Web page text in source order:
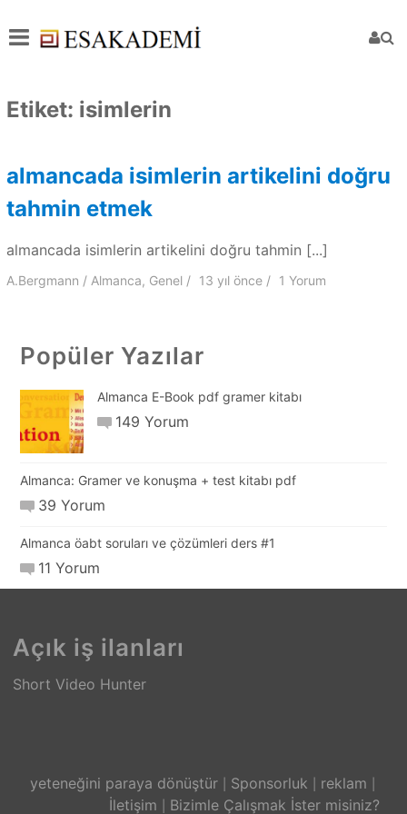
Etiket: isimlerin
almancada isimlerin artikelini doğru
tahmin etmek
almancada isimlerin artikelini doğru tahmin [...]
A.Bergmann Almanca, Genel 13 yılönce 1 Yorum
Popüler Yazılar
Almanca E-Book pdf gramer kitabı
149 Yorum
Almanca: Gramer ve konuşma + test kitabı pdf
39 Yorum
Almanca öabt soruları ve çözümleri ders #1
11 Yorum
Açık iş ilanları
Short Video Hunter
yeteneğini paraya dönüştür Sponsorluk
reklam
İletişim
Bizimle Çalışmak İster misiniz?